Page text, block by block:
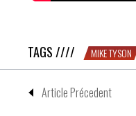
TAGS //// MIKE TYSON
Article Précedent